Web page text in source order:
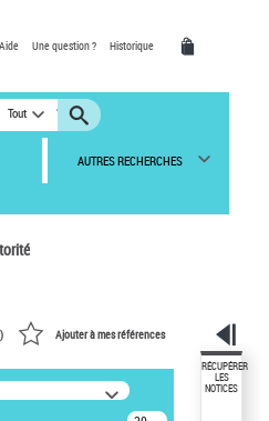
Aide Une question ? Historique
Tout
AUTRES RECHERCHES
les
) Ajouter à mes références
RÉCUPÉRER
LES
NOTICES